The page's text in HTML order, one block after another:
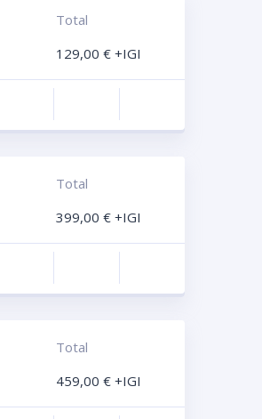
Total
129,00 € +IGI
Total
399,00 € +IGI
Total
459,00 € +IGI